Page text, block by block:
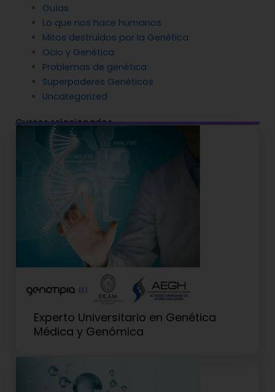
Guías
Lo que nos hace humanos
Mitos destruidos por la Genética
Ocio y Genética
Problemas de genética
Superpoderes Genéticos
Uncategorized
Cursos relacionados
Experto Universitario en Genética
Médica y Genómica